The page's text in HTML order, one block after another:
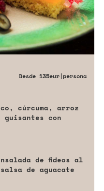
Desde 135eur|persona
cúrcuma, arroz
guisantes con
de fideos al
de aguacate